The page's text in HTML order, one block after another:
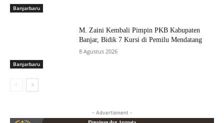
Banjarbaru
Banjarbaru
M. Zaini Kembali Pimpin PKB Kabupaten
Banjar, Bidik 7 Kursi di Pemilu Mendatang
8 Agustus 2026
- Advertisment -